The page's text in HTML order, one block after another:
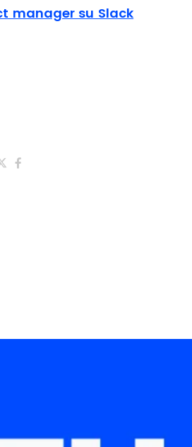
manager su Slack
new window
new window
new window
Opens new window